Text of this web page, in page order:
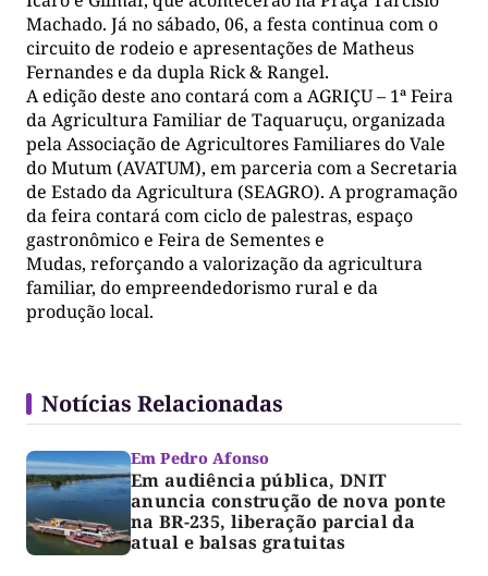
Machado. Já no sábado, 06, a festa continua com o
circuito de rodeio e apresentações de Matheus
Fernandes e da dupla Rick & Rangel.
A edição deste ano contará com a AGRIÇU – 1ª Feira
da Agricultura Familiar de Taquaruçu, organizada
pela Associação de Agricultores Familiares do Vale
do Mutum (AVATUM), em parceria com a Secretaria
de Estado da Agricultura (SEAGRO). A programação
da feira contará com ciclo de palestras, espaço
gastronômico e Feira de Sementes e
Mudas, reforçando a valorização da agricultura
familiar, do empreendedorismo rural e da
produção local.
Notícias Relacionadas
Em Pedro Afonso
Em audiência pública, DNIT
anuncia construção de nova ponte
na BR-235, liberação parcial da
atual e balsas gratuitas